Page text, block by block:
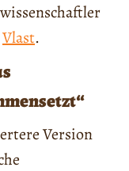
Vlast.
Version